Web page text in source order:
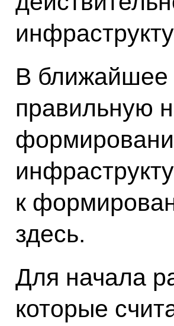
В ближайшее
правильную
к
здесь.
Для начала
которые